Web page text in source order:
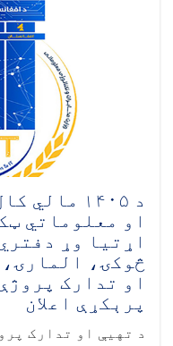
د ۱۴۰۵
او معلوماتي
اړتیا وړ
څوکۍ،
او تدارک
پرېکړې اعلان
د تهيې او تدارک